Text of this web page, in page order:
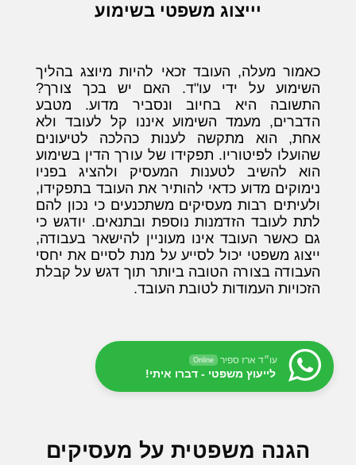
יייצוג משפטי בשימוע
כאמור מעלה, העובד זכאי להיות מיוצג בהליך
השימוע על ידי עו"ד. האם יש בכך צורך?
התשובה היא בחיוב ונסביר מדוע. מטבע
הדברים, מעמד השימוע איננו קל לעובד ולא
אחת, הוא מתקשה לענות כהלכה לטיעונים
שהועלו לפיטוריו. תפקידו של עורך הדין בשימוע
הוא להשיב לטענות המעסיק ולהציג בפניו
נימוקים מדוע כדאי להותיר את העובד בתפקידו,
ולעיתים רבות מעסיקים משתכנעים כי נכון להם
לתת לעובד הזדמנות נוספת ובתנאים. יודגש כי
גם כאשר העובד אינו מעוניין להישאר בעבודה,
ייצוג משפטי יכול לסייע על מנת לסיים את יחסי
העבודה בצורה הטובה ביותר תוך דגש על קבלת
הזכויות העמודות לטובת העובד.
עו״ד ארז ספיר Online
לייעוץ משפטי - דברו איתי!
הגנה משפטית על מעסיקים